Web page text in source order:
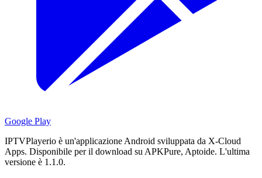
Google Play
IPTVPlayerio è un'applicazione Android sviluppata da X-Cloud
Apps. Disponibile per il download su APKPure, Aptoide. L'ultima
versione è 1.1.0.